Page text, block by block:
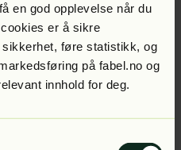
en god opplevelse når du
er å sikre
føre statistikk, og
på fabel.no og
innhold for deg.